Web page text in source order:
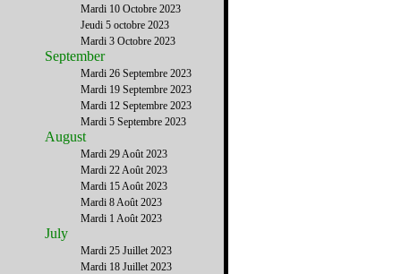
Mardi 10 Octobre 2023
Jeudi 5 octobre 2023
Mardi 3 Octobre 2023
September
Mardi 26 Septembre 2023
Mardi 19 Septembre 2023
Mardi 12 Septembre 2023
Mardi 5 Septembre 2023
August
Mardi 29 Août 2023
Mardi 22 Août 2023
Mardi 15 Août 2023
Mardi 8 Août 2023
Mardi 1 Août 2023
July
Mardi 25 Juillet 2023
Mardi 18 Juillet 2023